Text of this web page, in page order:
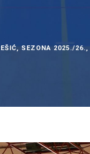
, SEZONA 2025./26.,